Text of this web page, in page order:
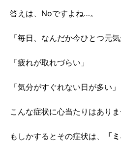
答えは、Noですよね…。
「毎日、なんだか今ひとつ元
「疲れが取れづらい」
「気分がすぐれない日が多い」
こんな症状に心当たりはありま
もしかするとその症状は、 「